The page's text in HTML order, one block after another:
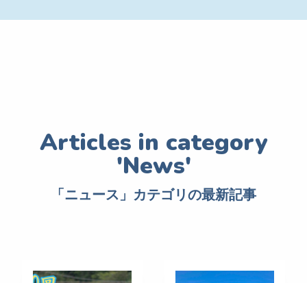
「ニュース」カテゴリの最新記事